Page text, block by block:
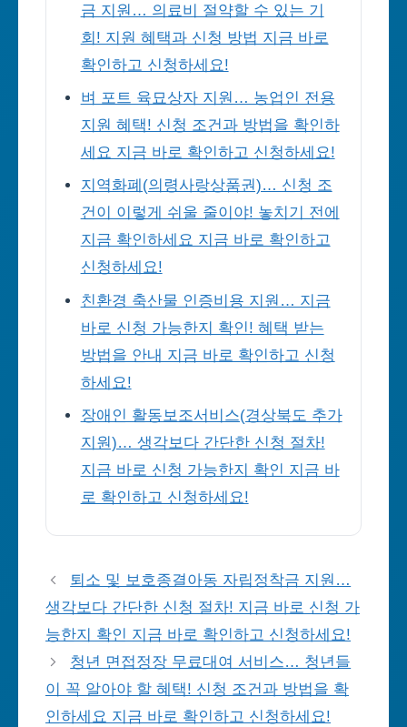
금 지원… 의료비 절약할 수 있는 기
회! 지원 혜택과 신청 방법 지금 바로
확인하고 신청하세요!
벼 포트 육묘상자 지원… 농업인 전용
지원 혜택! 신청 조건과 방법을 확인하
세요 지금 바로 확인하고 신청하세요!
지역화폐(의령사랑상품권)… 신청 조
건이 이렇게 쉬울 줄이야! 놓치기 전에
지금 확인하세요 지금 바로 확인하고
신청하세요!
친환경 축산물 인증비용 지원… 지금
바로 신청 가능한지 확인! 혜택 받는
방법을 안내 지금 바로 확인하고 신청
하세요!
장애인 활동보조서비스(경상북도 추가
지원)… 생각보다 간단한 신청 절차!
지금 바로 신청 가능한지 확인 지금 바
로 확인하고 신청하세요!
퇴소 및 보호종결아동 자립정착금 지원…
생각보다 간단한 신청 절차! 지금 바로 신청 가
능한지 확인 지금 바로 확인하고 신청하세요!
청년 면접정장 무료대여 서비스… 청년들
이 꼭 알아야 할 혜택! 신청 조건과 방법을 확
인하세요 지금 바로 확인하고 신청하세요!